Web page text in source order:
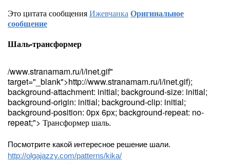
Это цитата сообщенияИжевчанкаОригинальное
сообщение
Шаль-трансформер
/www.stranamam.ru/i/inet.gif"
target="_blank">http://www.stranamam.ru/i/inet.gif);
background-attachment: initial; background-size: initial;
background-origin: initial; background-clip: initial;
background-position: 0px 6px; background-repeat: no-
repeat;"> Трансформер шаль.
Посмотрите какой интересное решение шали.
http://olgajazzy.com/patterns/kika/